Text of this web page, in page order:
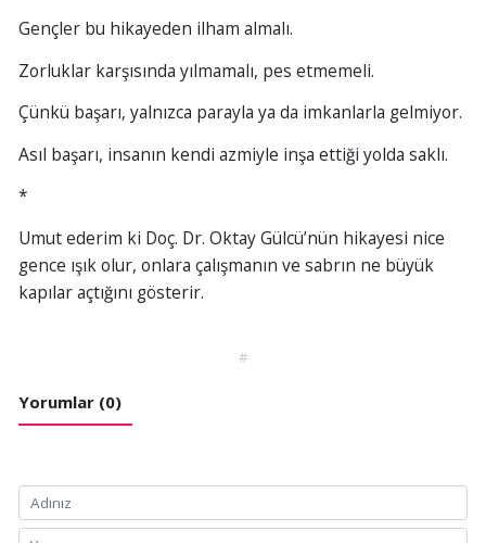
Gençler bu hikayeden ilham almalı.
Zorluklar karşısında yılmamalı, pes etmemeli.
Çünkü başarı, yalnızca parayla ya da imkanlarla gelmiyor.
Asıl başarı, insanın kendi azmiyle inşa ettiği yolda saklı.
*
Umut ederim ki Doç. Dr. Oktay Gülcü’nün hikayesi nice
gence ışık olur, onlara çalışmanın ve sabrın ne büyük
kapılar açtığını gösterir.
#
Yorumlar (0)